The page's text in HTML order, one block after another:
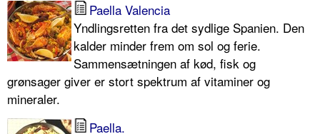
Paella Valencia
Yndlingsretten fra det sydlige Spanien. Den
kalder minder frem om sol og ferie.
Sammensætningen af kød, fisk og
grønsager giver er stort spektrum af vitaminer og
mineraler.
Paella.